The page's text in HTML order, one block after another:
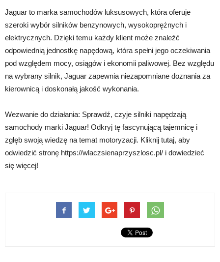
Jaguar to marka samochodów luksusowych, która oferuje
szeroki wybór silników benzynowych, wysokoprężnych i
elektrycznych. Dzięki temu każdy klient może znaleźć
odpowiednią jednostkę napędową, która spełni jego oczekiwania
pod względem mocy, osiągów i ekonomii paliwowej. Bez względu
na wybrany silnik, Jaguar zapewnia niezapomniane doznania za
kierownicą i doskonałą jakość wykonania.
Wezwanie do działania: Sprawdź, czyje silniki napędzają
samochody marki Jaguar! Odkryj tę fascynującą tajemnicę i
zgłęb swoją wiedzę na temat motoryzacji. Kliknij tutaj, aby
odwiedzić stronę https://wlaczsienaprzyszlosc.pl/ i dowiedzieć
się więcej!